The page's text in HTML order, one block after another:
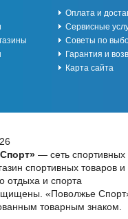
Оплата и
Сервисные
Советы по
Гарантия и
Карта сайта
— сеть спортивных
спортивных товаров
отдыха и спорта
«Поволжье
товарным знаком.